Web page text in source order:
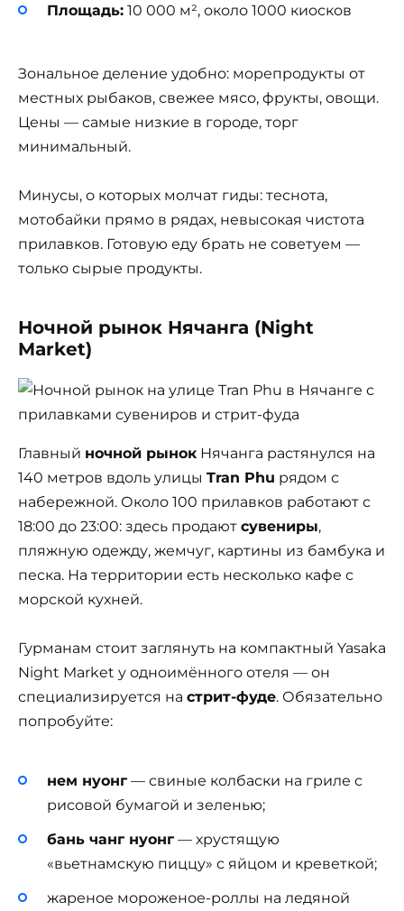
Площадь: 10 000 м², около 1000 киосков
Зональное деление удобно: морепродукты от
местных рыбаков, свежее мясо, фрукты, овощи.
Цены — самые низкие в городе, торг
минимальный.
Минусы, о которых молчат гиды: теснота,
мотобайки прямо в рядах, невысокая чистота
прилавков. Готовую еду брать не советуем —
только сырые продукты.
Ночной рынок Нячанга (Night
Market)
Главный ночной рынок Нячанга растянулся на
140 метров вдоль улицы Tran Phu рядом с
набережной. Около 100 прилавков работают с
18:00 до 23:00: здесь продают сувениры,
пляжную одежду, жемчуг, картины из бамбука и
песка. На территории есть несколько кафе с
морской кухней.
Гурманам стоит заглянуть на компактный Yasaka
Night Market у одноимённого отеля — он
специализируется на стрит-фуде. Обязательно
попробуйте:
нем нуонг — свиные колбаски на гриле с
рисовой бумагой и зеленью;
бань чанг нуонг — хрустящую
«вьетнамскую пиццу» с яйцом и креветкой;
жареное мороженое-роллы на ледяной